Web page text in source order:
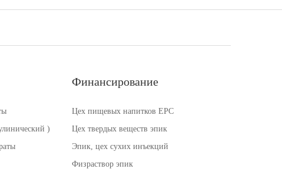
)
Финансирование
Цех пищевых напитков EPC
Цех твердых веществ эпик
Эпик, цех сухих инъекций
Физраствор эпик